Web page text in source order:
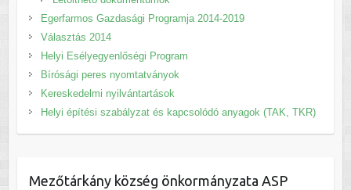
Egerfarmos Gazdasági Programja 2014-2019
Választás 2014
Helyi Esélyegyenlőségi Program
Bírósági peres nyomtatványok
Kereskedelmi nyilvántartások
Helyi építési szabályzat és kapcsolódó anyagok (TAK, TKR)
Mezőtárkány község önkormányzata ASP